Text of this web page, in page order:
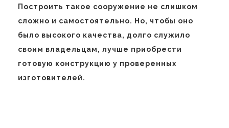
Построить такое сооружение не слишком
сложно и самостоятельно. Но, чтобы оно
было высокого качества, долго служило
своим владельцам, лучше приобрести
готовую конструкцию у проверенных
изготовителей.